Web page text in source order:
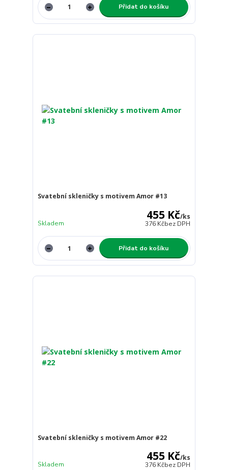
Přidat do košíku
Svatební skleničky s motivem Amor #13
455 Kč/ks
376 Kčbez DPH
Skladem
Přidat do košíku
Svatební skleničky s motivem Amor #22
455 Kč/ks
376 Kčbez DPH
Skladem